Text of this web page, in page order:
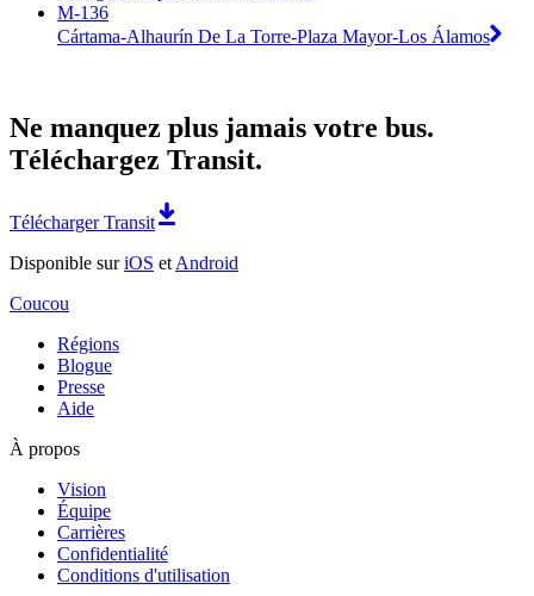
M-136
Cártama-Alhaurín De La Torre-Plaza Mayor-Los Álamos
Ne manquez plus jamais votre bus.
Téléchargez Transit.
Télécharger Transit
Disponible suriOS et Android
Coucou
Régions
Blogue
Presse
Aide
À propos
Vision
Équipe
Carrières
Confidentialité
Conditions d'utilisation